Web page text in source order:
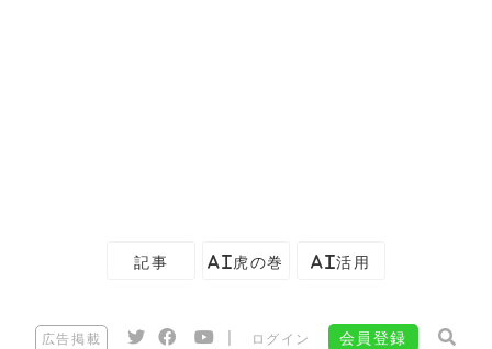
記事 AI虎の巻 AI活用
広告掲載 ログイン 会員登録